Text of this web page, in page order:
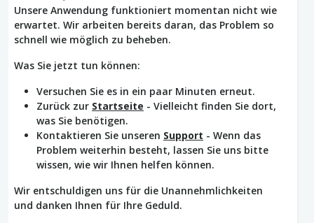
Unsere Anwendung funktioniert momentan nicht wie
erwartet. Wir arbeiten bereits daran, das Problem so
schnell wie möglich zu beheben.
Was Sie jetzt tun können:
Versuchen Sie es in ein paar Minuten erneut.
Zurück zur Startseite - Vielleicht finden Sie dort,
was Sie benötigen.
Kontaktieren Sie unseren Support - Wenn das
Problem weiterhin besteht, lassen Sie uns bitte
wissen, wie wir Ihnen helfen können.
Wir entschuldigen uns für die Unannehmlichkeiten
und danken Ihnen für Ihre Geduld.